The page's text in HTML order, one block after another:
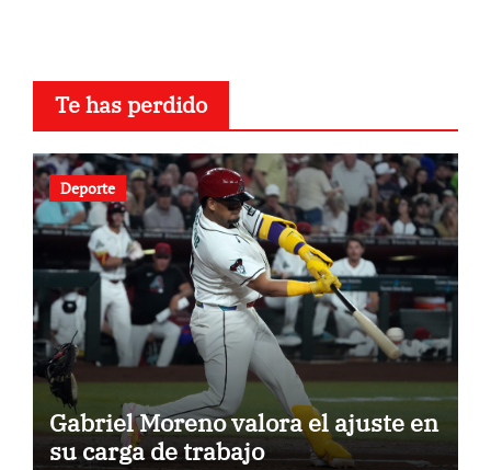
Te has perdido
Deporte
Gabriel Moreno valora el ajuste en
su carga de trabajo